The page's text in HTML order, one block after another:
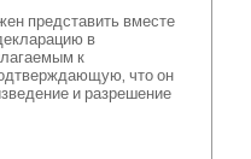
представить вместе
в
к
что он
и разрешение